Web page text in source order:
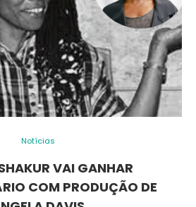
Notícias
VAI GANHAR
COM PRODUÇÃO DE